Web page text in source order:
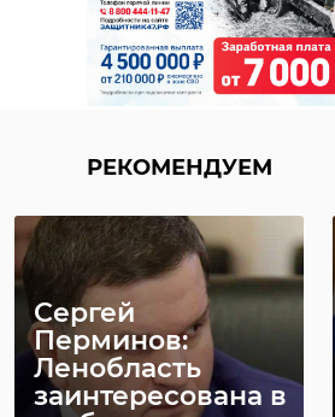
РЕКОМЕНДУЕМ
Сергей
Перминов:
Ленобласть
заинтересована в